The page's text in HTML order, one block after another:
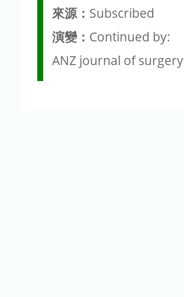
來源： Subscribed
演變： Continued by:
ANZ journal of surgery